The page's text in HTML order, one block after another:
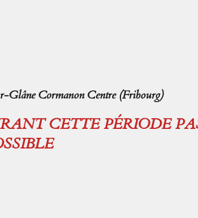
Glâne Cormanon Centre (Fribourg)
CETTE PÉRIODE